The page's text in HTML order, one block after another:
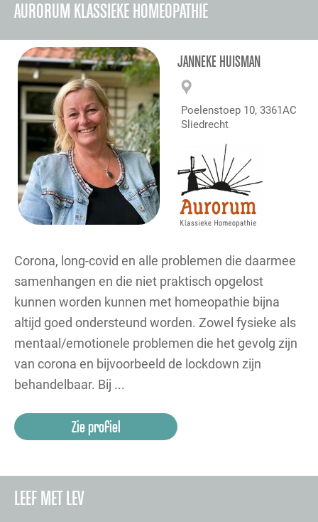
AURORUM KLASSIEKE HOMEOPATHIE
JANNEKE HUISMAN
Poelenstoep 10, 3361AC
Sliedrecht
Corona, long-covid en alle problemen die daarmee
samenhangen en die niet praktisch opgelost
kunnen worden kunnen met homeopathie bijna
altijd goed ondersteund worden. Zowel fysieke als
mentaal/emotionele problemen die het gevolg zijn
van corona en bijvoorbeeld de lockdown zijn
behandelbaar. Bij ...
Zie profiel
LEEF MET LEV